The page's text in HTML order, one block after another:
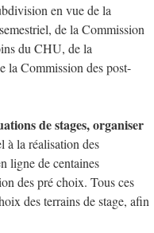
en vue de la
de la Commission
du CHU, de la
la Commission des post-
de stages, organiser
à la réalisation des
ligne de centaines
des pré choix. Tous ces
des terrains de stage, afin